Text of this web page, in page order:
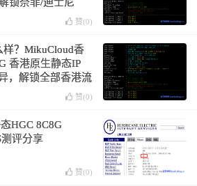
赞(0)
样？MikuCloud香
香港原生静态IP
，解锁全部香港流
赞(0)
HGC 8C8G
测评分享
赞(0)